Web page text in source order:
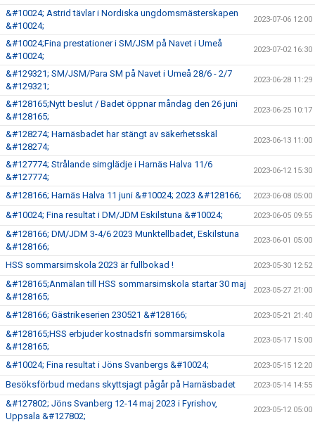
&#10024; Astrid tävlar i Nordiska ungdomsmästerskapen
&#10024;
2023-07-06 12:00
&#10024;Fina prestationer i SM/JSM på Navet i Umeå
&#10024;
2023-07-02 16:30
&#129321; SM/JSM/Para SM på Navet i Umeå 28/6 - 2/7
&#129321;
2023-06-28 11:29
&#128165;Nytt beslut / Badet öppnar måndag den 26 juni
&#128165;
2023-06-25 10:17
&#128274; Harnäsbadet har stängt av säkerhetsskäl
&#128274;
2023-06-13 11:00
&#127774; Strålande simglädje i Harnäs Halva 11/6
&#127774;
2023-06-12 15:30
&#128166; Harnäs Halva 11 juni &#10024; 2023 &#128166; 2023-06-08 05:00
&#10024; Fina resultat i DM/JDM Eskilstuna &#10024; 2023-06-05 09:55
&#128166; DM/JDM 3-4/6 2023 Munktellbadet, Eskilstuna
&#128166;
2023-06-01 05:00
HSS sommarsimskola 2023 är fullbokad ! 2023-05-30 12:52
&#128165;Anmälan till HSS sommarsimskola startar 30 maj
&#128165;
2023-05-27 21:00
&#128166; Gästrikeserien 230521 &#128166; 2023-05-21 21:40
&#128165;HSS erbjuder kostnadsfri sommarsimskola
&#128165;
2023-05-17 15:00
&#10024; Fina resultat i Jöns Svanbergs &#10024; 2023-05-15 12:20
Besöksförbud medans skyttsjagt pågår på Harnäsbadet 2023-05-14 14:55
&#127802; Jöns Svanberg 12-14 maj 2023 i Fyrishov,
Uppsala &#127802;
2023-05-12 05:00